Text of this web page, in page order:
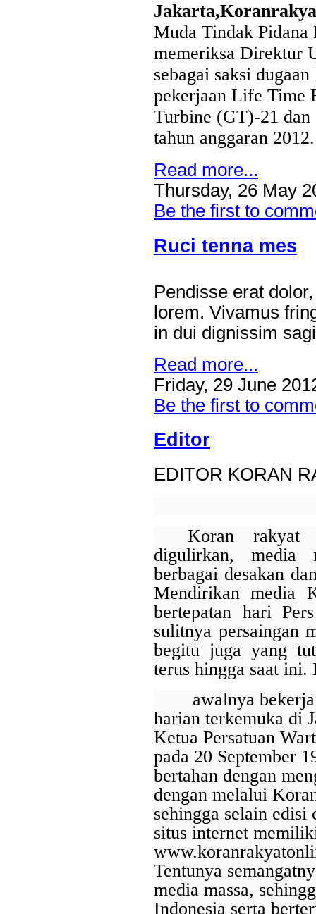
Perkuat Sinergi Antar KUB, Kinerja
SURABAYA,KORANRAKYAT.COM,- 29 Juli 2026. PT
Tbk (Bank Jatim) terus memperkuat perannya sebagai
(KUB) melalui berbagai sinergi strategis bersama bank
Langkah tersebut merupakan wujud...
Bank Jatim dan PCI Muslimat NU Hong Kong
Layanan Remitansi bagi PMI
HONG KONG, KORANRAKYAT.COM24 Juli 2026. PT
Tbk (Bank Jatim) terus memperkuat komitmennya dalam
keuangan bagi Pekerja Migran Indonesia (PMI). Komitmen
penandatanganan Perjanjian Kerja Sama (PKS) antara...
Muda Tindak Pidana
memeriksa Direktur
sebagai saksi
pekerjaan Life Time
Turbine (GT)-21 dan
tahun anggaran 2012.
Read more...
Thursday, 26 May
Be the first to
Ruci tenna mes
Pendisse erat
lorem. Vivamus
in dui dignissim
Read more...
Friday, 29 June
Be the first to
Editor
EDITOR KORAN
Koran rakyat
digulirkan, media
berbagai desakan
Mendirikan media
bertepatan hari
sulitnya persaingan
begitu juga yang
terus hingga saat
awalnya
harian terkemuka di
Ketua Persatuan
pada 20 September
bertahan dengan
dengan melalui
sehingga selain
situs internet
Tentunya
media massa,
Indonesia serta